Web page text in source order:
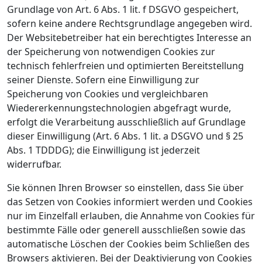
Grundlage von Art. 6 Abs. 1 lit. f DSGVO gespeichert,
sofern keine andere Rechtsgrundlage angegeben wird.
Der Websitebetreiber hat ein berechtigtes Interesse an
der Speicherung von notwendigen Cookies zur
technisch fehlerfreien und optimierten Bereitstellung
seiner Dienste. Sofern eine Einwilligung zur
Speicherung von Cookies und vergleichbaren
Wiedererkennungstechnologien abgefragt wurde,
erfolgt die Verarbeitung ausschließlich auf Grundlage
dieser Einwilligung (Art. 6 Abs. 1 lit. a DSGVO und § 25
Abs. 1 TDDDG); die Einwilligung ist jederzeit
widerrufbar.
Sie können Ihren Browser so einstellen, dass Sie über
das Setzen von Cookies informiert werden und Cookies
nur im Einzelfall erlauben, die Annahme von Cookies für
bestimmte Fälle oder generell ausschließen sowie das
automatische Löschen der Cookies beim Schließen des
Browsers aktivieren. Bei der Deaktivierung von Cookies